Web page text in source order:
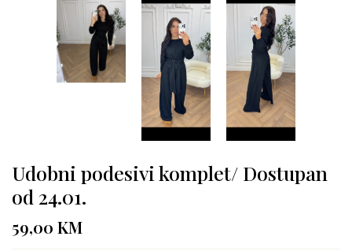
Udobni podesivi komplet/ Dostupan
od 24.01.
59,00 KM